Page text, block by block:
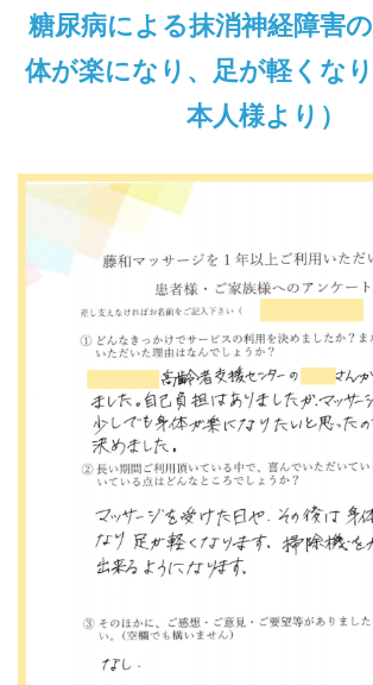
糖尿病による抹消神経障害
体が楽になり、足が軽くな
本人様より）